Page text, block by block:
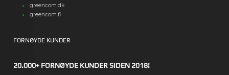
greencom.dk
greencom.fi
FORNØYDE KUNDER
20.000+ FORNØYDE KUNDER SIDEN 2018!